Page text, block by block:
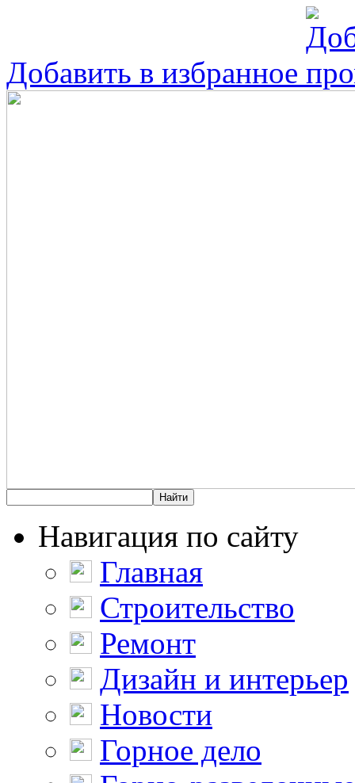
Добавить в избранное
Навигация по сайту
Главная
Строительство
Ремонт
Дизайн и интерьер
Новости
Горное дело